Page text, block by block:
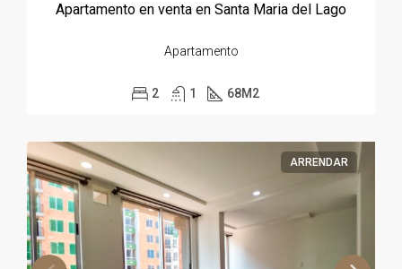
Apartamento en venta en Santa Maria del Lago
Apartamento
2 1 68M2
ARRENDAR